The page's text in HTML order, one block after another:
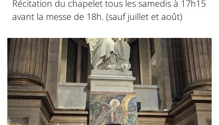
Récitation du chapelet tous les samedis à 17h15
avant la messe de 18h. (sauf juillet et août)